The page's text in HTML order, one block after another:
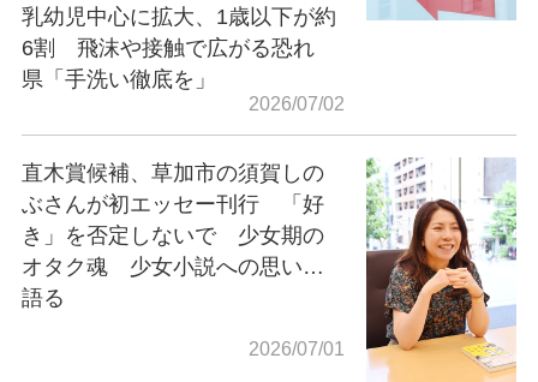
乳幼児中心に拡大、1歳以下が約
6割 飛沫や接触で広がる恐れ
県「手洗い徹底を」
2026/07/02
直木賞候補、草加市の須賀しの
ぶさんが初エッセー刊行 「好
き」を否定しないで 少女期の
オタク魂 少女小説への思い…
語る
2026/07/01